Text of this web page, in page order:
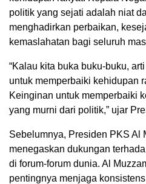
politik yang sejati adalah niat
menghadirkan perbaikan,
kemaslahatan bagi seluruh
“Kalau kita buka buku-buku,
untuk memperbaiki kehidupan
Keinginan untuk memperbaiki
yang murni dari politik,” ujar
Sebelumnya, Presiden PKS Al
menegaskan dukungan
di forum-forum dunia. Al
pentingnya menjaga